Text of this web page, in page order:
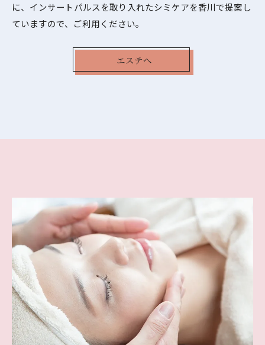
に、インサートパルスを取り入れたシミケアを香川で提案し
ていますので、ご利用ください。
エステへ